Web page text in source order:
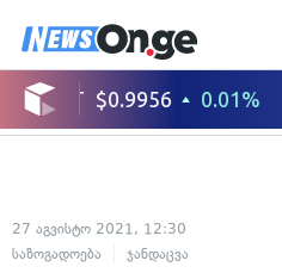
27 აგვისტო 2021, 12:30
საზოგადოება
ჯანდაცვა